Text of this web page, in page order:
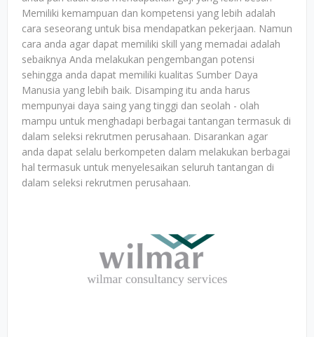
Memiliki kemampuan dan kompetensi yang lebih adalah
cara seseorang untuk bisa mendapatkan pekerjaan. Namun
cara anda agar dapat memiliki skill yang memadai adalah
sebaiknya Anda melakukan pengembangan potensi
sehingga anda dapat memiliki kualitas Sumber Daya
Manusia yang lebih baik. Disamping itu anda harus
mempunyai daya saing yang tinggi dan seolah - olah
mampu untuk menghadapi berbagai tantangan termasuk di
dalam seleksi rekrutmen perusahaan. Disarankan agar
anda dapat selalu berkompeten dalam melakukan berbagai
hal termasuk untuk menyelesaikan seluruh tantangan di
dalam seleksi rekrutmen perusahaan.